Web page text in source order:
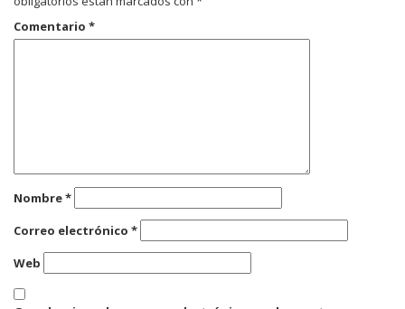
Comentario *
Nombre*
Correo electrónico *
Web